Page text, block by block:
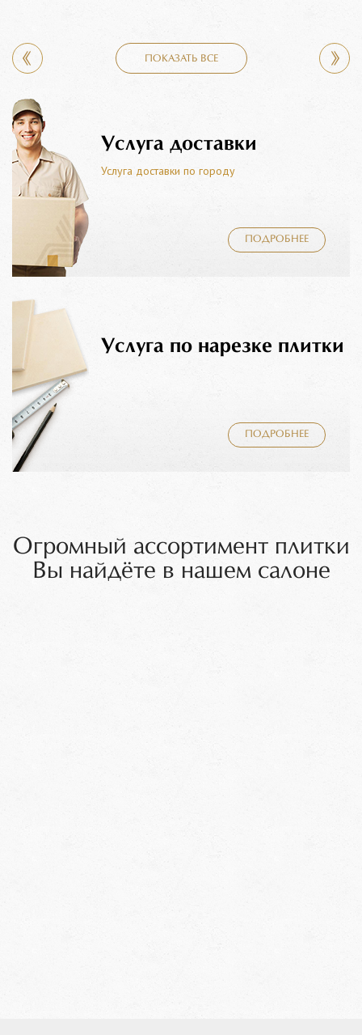
ПОКАЗАТЬ ВСЕ
Услуга доставки
Услуга доставки по городу
ПОДРОБНЕЕ
Услуга по нарезке плитки
ПОДРОБНЕЕ
Огромный ассортимент плитки
Вы найдёте в нашем салоне